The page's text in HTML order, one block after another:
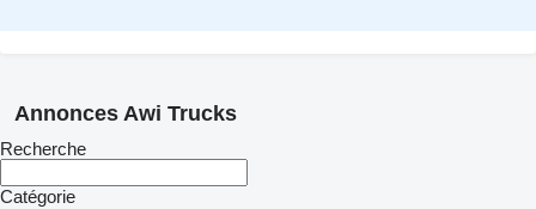
Annonces Awi Trucks
Recherche
Catégorie